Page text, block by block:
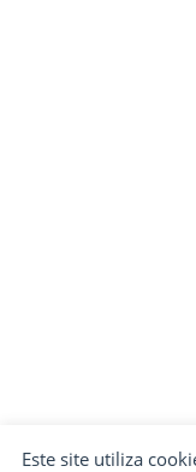
Este site utiliza